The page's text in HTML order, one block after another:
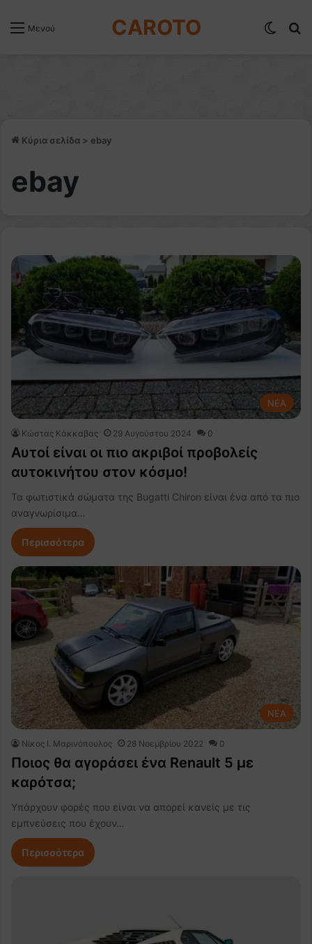
Μενού CAROTO
Κύρια σελίδα > ebay
ebay
NEA
Κώστας Κάκκαβας 29 Αυγούστου 2024 0
Αυτοί είναι οι πιο ακριβοί προβολείς
αυτοκινήτου στον κόσμο!
Τα φωτιστικά σώματα της Bugatti Chiron είναι ένα από τα πιο
αναγνωρίσιμα…
Περισσότερα
NEA
Nίκος Ι. Mαρινόπουλος 28 Νοεμβρίου 2022 0
Ποιος θα αγοράσει ένα Renault 5 με
καρότσα;
Υπάρχουν φορές που είναι να απορεί κανείς με τις
εμπνεύσεις που έχουν…
Περισσότερα